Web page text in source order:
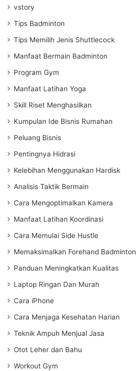
vstory
Tips Badminton
Tips Memilih Jenis Shuttlecock
Manfaat Bermain Badminton
Program Gym
Manfaat Latihan Yoga
Skill Riset Menghasilkan
Kumpulan Ide Bisnis Rumahan
Peluang Bisnis
Pentingnya Hidrasi
Kelebihan Menggunakan Hardisk
Analisis Taktik Bermain
Cara Mengoptimalkan Kamera
Manfaat Latihan Koordinasi
Cara Memulai Side Hustle
Memaksimalkan Forehand Badminton
Panduan Meningkatkan Kualitas
Laptop Ringan Dan Murah
Cara iPhone
Cara Menjaga Kesehatan Harian
Teknik Ampuh Menjual Jasa
Otot Leher dan Bahu
Workout Gym